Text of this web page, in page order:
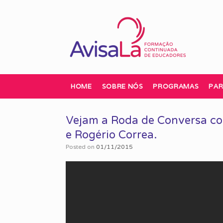
HOME SOBRE NÓS PROGRAMAS
Vejam a Roda de Conversa
e Rogério Correa.
Posted on 01/11/2015